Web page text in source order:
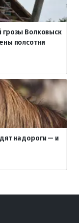
грозы Волковыск
полсотни
на дороги — и